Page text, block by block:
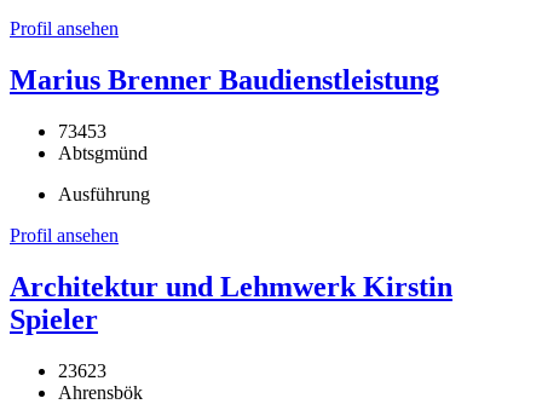
Profil ansehen
Marius Brenner Baudienstleistung
73453
Abtsgmünd
Ausführung
Profil ansehen
Architektur und Lehmwerk Kirstin
Spieler
23623
Ahrensbök